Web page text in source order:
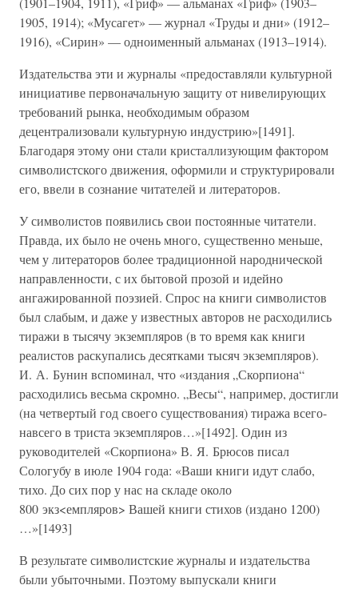
1905, 1914); «Мусагет» — журнал «Труды и дни» (1912–
1916), «Сирин» — одноименный альманах (1913–1914).
Издательства эти и журналы «предоставляли культурной
инициативе первоначальную защиту от нивелирующих
требований рынка, необходимым образом
децентрализовали культурную индустрию»[1491].
Благодаря этому они стали кристаллизующим фактором
символистского движения, оформили и структурировали
его, ввели в сознание читателей и литераторов.
У символистов появились свои постоянные читатели.
Правда, их было не очень много, существенно меньше,
чем у литераторов более традиционной народнической
направленности, с их бытовой прозой и идейно
ангажированной поэзией. Спрос на книги символистов
был слабым, и даже у известных авторов не расходились
тиражи в тысячу экземпляров (в то время как книги
реалистов раскупались десятками тысяч экземпляров).
И. А. Бунин вспоминал, что «издания „Скорпиона“
расходились весьма скромно. „Весы“, например, достигли
(на четвертый год своего существования) тиража всего-
навсего в триста экземпляров…»[1492]. Один из
руководителей «Скорпиона» В. Я. Брюсов писал
Сологубу в июле 1904 года: «Ваши книги идут слабо,
тихо. До сих пор у нас на складе около
800 экз<емпляров> Вашей книги стихов (издано 1200)
…»[1493]
В результате символистские журналы и издательства
были убыточными. Поэтому выпускали книги